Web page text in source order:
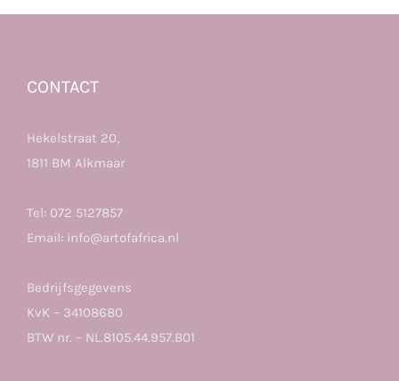
CONTACT
Hekelstraat 20,
1811 BM Alkmaar
Tel: 072 5127857
Email: info@artofafrica.nl
Bedrijfsgegevens
KvK – 34108680
BTW nr. – NL.8105.44.957.B01